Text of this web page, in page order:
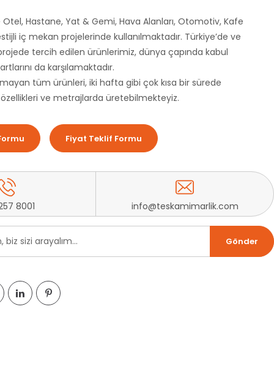
Otel, Hastane, Yat & Gemi, Hava Alanları, Otomotiv, Kafe
iç mekan projelerinde kullanılmaktadır. Türkiye’de ve
tercih edilen ürünlerimiz, dünya çapında kabul
da karşılamaktadır.
tüm ürünleri, iki hafta gibi çok kısa bir sürede
ve metrajlarda üretebilmekteyiz.
Fiyat Teklif Formu
8001 info@teskamimarlik.com